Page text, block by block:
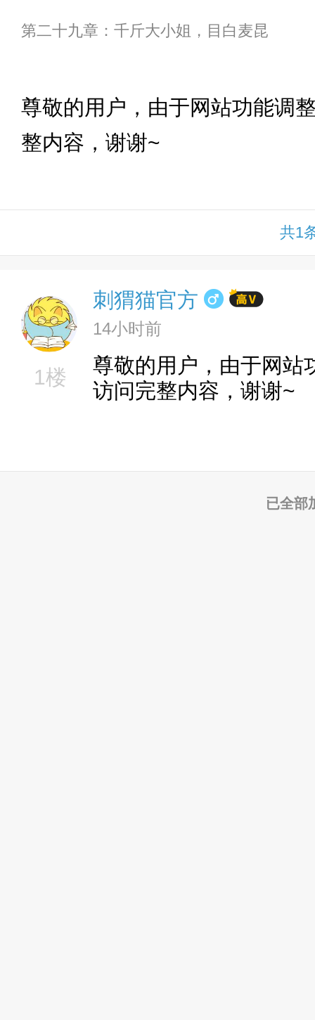
第二十九章：千斤大小姐，目白麦昆
尊敬的用户，由于网站功能调
整内容，谢谢~
共1
1楼
刺猬猫官方
14小时前
尊敬的用户，由于网站
访问完整内容，谢谢~
已全部